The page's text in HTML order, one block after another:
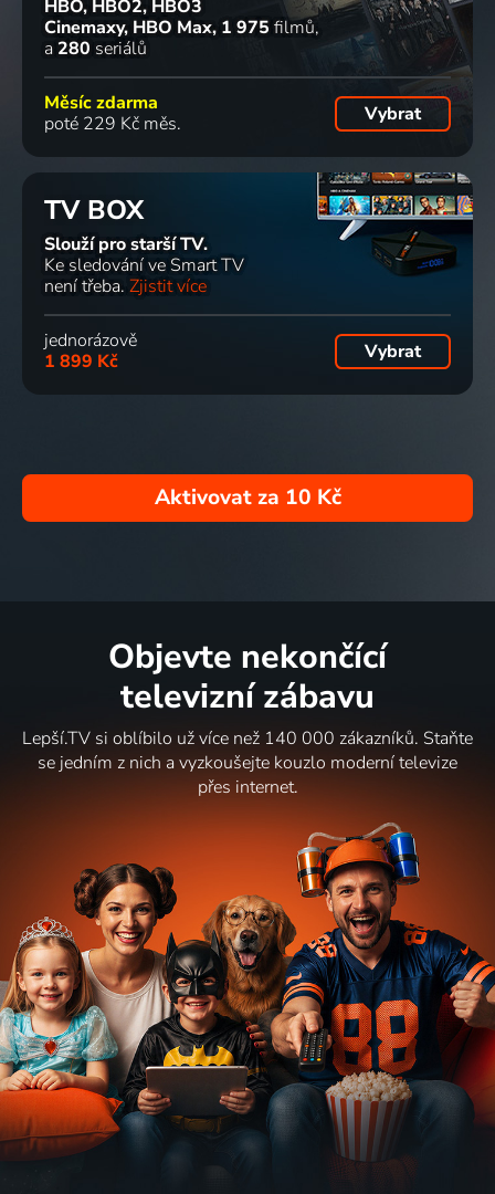
HBO, HBO2, HBO3
Cinemaxy, HBO Max 1 975 filmů
a 280 seriálů
Měsíc zdarma
poté 229 Kč měs.
Vybrat
TV BOX
Slouží pro starší TV.
Ke sledování ve Smart TV
není třeba. Zjistit více
jednorázově
1 899 Kč
Vybrat
Aktivovat za 10 Kč
Objevte nekončící
televizní zábavu
Lepší.TV si oblíbilo už více než 140 000 zákazníků. Staňte
se jedním z nich a vyzkoušejte kouzlo moderní televize
přes internet.